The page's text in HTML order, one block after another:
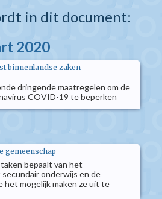
in dit document:
2020
binnenlandse zaken
dringende maatregelen om de
COVID-19 te beperken
gemeenschap
bepaalt van het
onderwijs en de
mogelijk maken ze uit te